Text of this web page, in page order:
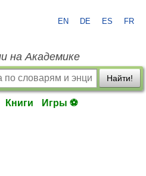
EN DE ES FR
на Академике
Найти!
Книги Игры ⚽